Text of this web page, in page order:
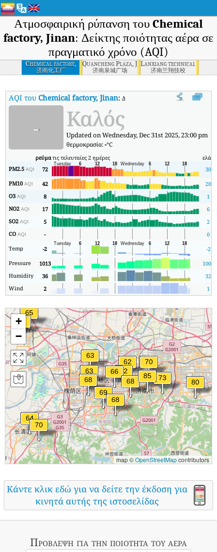
Ατμοσφαιρική ρύπανση του Chemical
factory, Jinan: Δείκτης ποιότητας αέρα σε
πραγματικό χρόνο (AQI)
Chemical factory,
Jinan
济南化工厂
Quancheng Plaza, Jinan
济南泉城广场
Lanxiang technical
济南兰翔技校
AQI τουChemical factory, Jinan:Δείκτης ποιότητας αέρα σε
- Καλός
Updated on Wednesday, Dec 31st 2025, 23:00 pm
θερμοκρασία:-°C
ρεύματις τελευταίες 2 ημέρες ελάχ
PM2.5AQI 72
30
PM10AQI 42
20
O3AQI 8
1
NO2AQI 17
6
SO2AQI 5
2
COAQI -
0
Temp
-2
-2
Pressure
1013 1004
Humidity
36
32
Wind
2 1
+
−
map ©OpenStreetMapcontributors
Κάντε κλικ εδώ για να δείτε την έκδοση για
κινητά αυτής της ιστοσελίδας
Πρόβλεψη για την ποιότητα του αέρα